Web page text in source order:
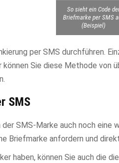
So sieht ein Code
Briefmarke per SMS
(Beispiel)
per SMS durchführen.
Sie diese Methode von
SMS
SMS-Marke auch noch eine
Briefmarke anfordern und
haben, können Sie auch die